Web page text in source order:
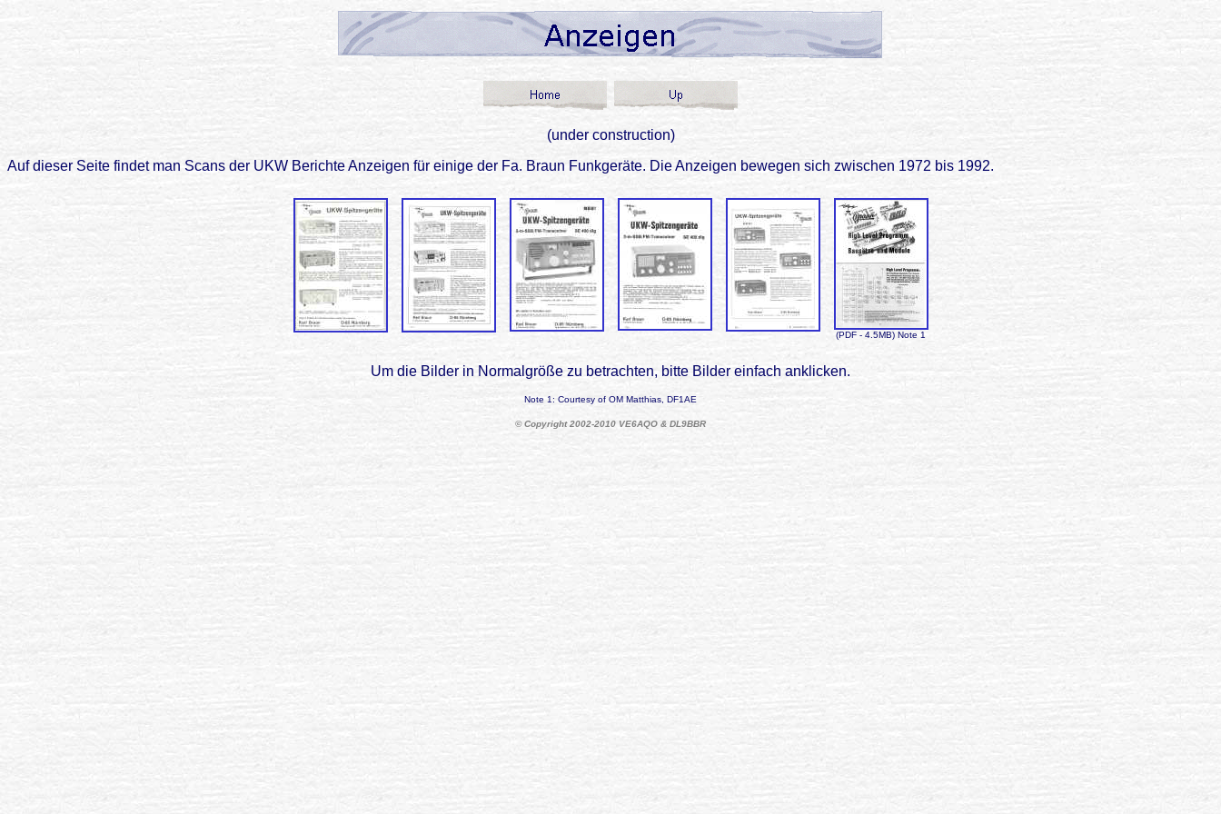
(under construction)
Auf dieser Seite findet man Scans der UKW Berichte Anzeigen für einige der Fa. Braun Funkgeräte. Die Anzeigen bewegen sich zwischen 1972 bis 1992.
(PDF - 4.5MB) Note 1
Um die Bilder in Normalgröße zu betrachten, bitte Bilder einfach anklicken.
Note 1: Courtesy of OM Matthias, DF1AE
© Copyright 2002-2010 VE6AQO & DL9BBR